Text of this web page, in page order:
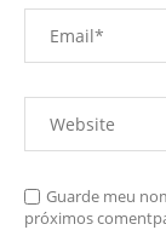
Guarde meu
próximos